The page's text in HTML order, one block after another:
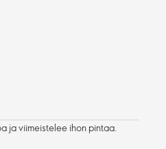
ja viimeistelee ihon pintaa.